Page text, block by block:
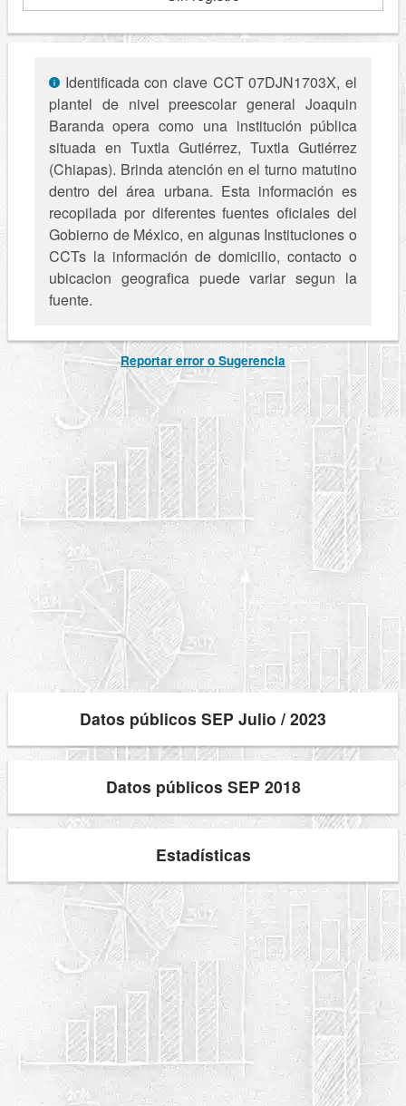
Identificada con clave CCT 07DJN1703X, el
plantel de nivel preescolar general Joaquin
Baranda opera como una institución pública
situada en Tuxtla Gutiérrez, Tuxtla Gutiérrez
(Chiapas). Brinda atención en el turno matutino
dentro del área urbana. Esta información es
recopilada por diferentes fuentes oficiales del
Gobierno de México, en algunas Instituciones o
CCTs la información de domicilio, contacto o
ubicacion geografica puede variar segun la
fuente.
Reportar error o Sugerencia
Datos públicos SEP Julio / 2023
Datos públicos SEP 2018
Estadísticas